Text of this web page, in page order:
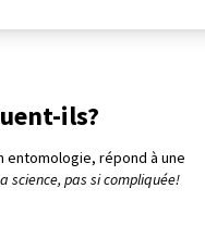
ils?
entomologie, répond à une
science, pas si compliquée!